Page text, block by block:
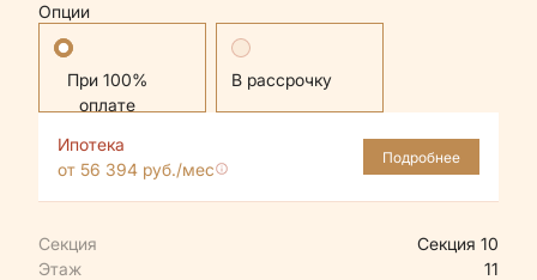
Опции
Стандартная В рассрочку
Ипотека
от 56 394 руб./мес
Подробнее
Секция
Секция 10
Этаж
11